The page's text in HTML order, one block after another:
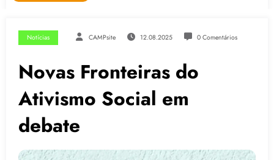
Notícias CAMPsite 12.08.2025 0 Comentários
Novas Fronteiras do
Ativismo Social em
debate